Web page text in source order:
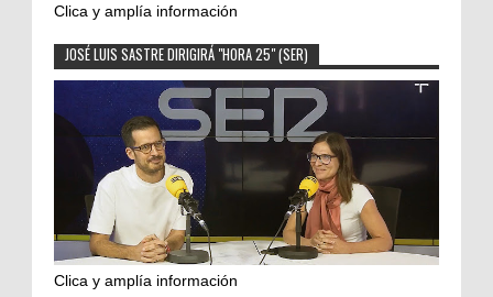
Clica y amplía información
JOSÉ LUIS SASTRE DIRIGIRÁ "HORA 25" (SER)
Clica y amplía información